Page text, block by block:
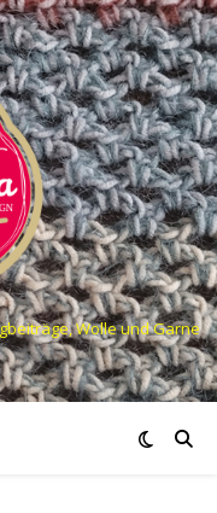
Wolle und Garne